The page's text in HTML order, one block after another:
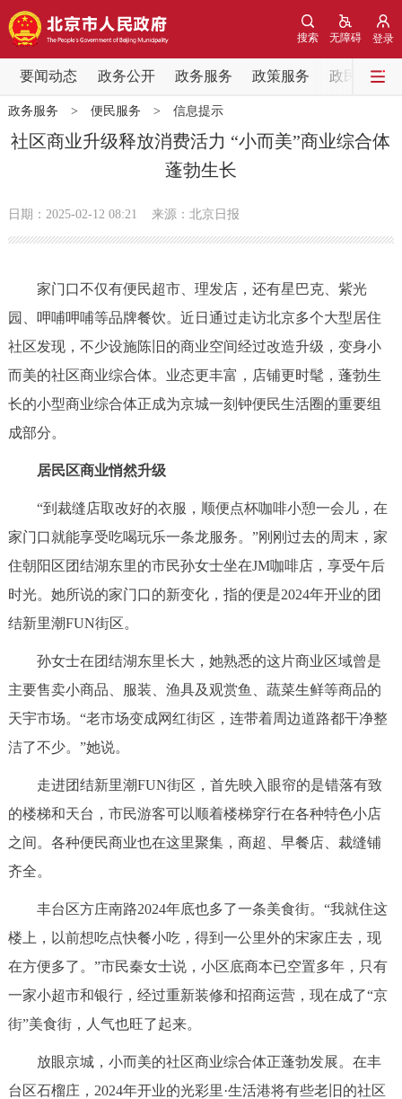
登录
无障碍
搜索
要闻动态 政务公开 政务服务 政策服务 政民互动
要闻动态
党中央精神 国务院信息
会议信息
市领导 机构职能 政策服务
政策兑现 政策解读 回应关切
政务服务
个人服务 法人服务 部门服务
便民服务 利企服务 投资项目
中介服务
政民互动
12345网上接诉即办 我要咨询 我要建议
走进北京
绿色北京 图说北京 视频北京
多语种
ENGLISH 한국어 日本語
DEUTSCH FRANÇAIS РУССКИЙ ЯЗЫК
政务服务 > 便民服务 > 信息提示
社区商业升级释放消费活力 “小而美”商业综合体
蓬勃生长
日期：2025-02-12 08:21 来源：北京日报
家门口不仅有便民超市、理发店，还有星巴克、紫光
园、呷哺呷哺等品牌餐饮。近日通过走访北京多个大型居住
社区发现，不少设施陈旧的商业空间经过改造升级，变身小
而美的社区商业综合体。业态更丰富，店铺更时髦，蓬勃生
长的小型商业综合体正成为京城一刻钟便民生活圈的重要组
成部分。
居民区商业悄然升级
“到裁缝店取改好的衣服，顺便点杯咖啡小憩一会儿，在
家门口就能享受吃喝玩乐一条龙服务。”刚刚过去的周末，家
住朝阳区团结湖东里的市民孙女士坐在JM咖啡店，享受午后
时光。她所说的家门口的新变化，指的便是2024年开业的团
结新里潮FUN街区。
孙女士在团结湖东里长大，她熟悉的这片商业区域曾是
主要售卖小商品、服装、渔具及观赏鱼、蔬菜生鲜等商品的
天宇市场。“老市场变成网红街区，连带着周边道路都干净整
洁了不少。”她说。
走进团结新里潮FUN街区，首先映入眼帘的是错落有致
的楼梯和天台，市民游客可以顺着楼梯穿行在各种特色小店
之间。各种便民商业也在这里聚集，商超、早餐店、裁缝铺
齐全。
丰台区方庄南路2024年底也多了一条美食街。“我就住这
楼上，以前想吃点快餐小吃，得到一公里外的宋家庄去，现
在方便多了。”市民秦女士说，小区底商本已空置多年，只有
一家小超市和银行，经过重新装修和招商运营，现在成了“京
街”美食街，人气也旺了起来。
放眼京城，小而美的社区商业综合体正蓬勃发展。在丰
台区石榴庄，2024年开业的光彩里·生活港将有些老旧的社区